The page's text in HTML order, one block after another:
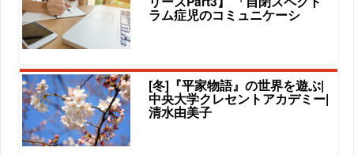
ラム症児のコミュニケーシ
[冬]『平家物語』の世界を遊ぶ|
中央大学クレセントアカデミー|
清水由美子